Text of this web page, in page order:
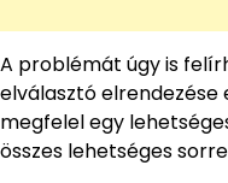
A problémát úgy is
elválasztó elrendezése
megfelel egy
összes lehetséges